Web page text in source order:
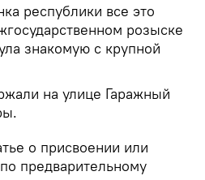
республики все это
розыске
знакомую с крупной
на улице Гаражный
о присвоении или
предварительному